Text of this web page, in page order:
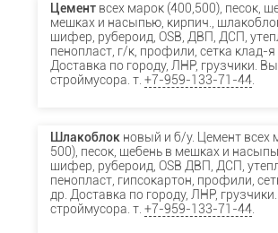
Цементвсех марок (400,500), песок,
мешках и насыпью, кирпич.,
шифер, рубероид, OSB, ДВП, ДСП,
пенопласт, г/к, профили, сетка клад-я
Доставка по городу, ЛНР, грузчики.
строймусора. т. +7-959-133-71-44.
Шлакоблокновый и б/у. Цемент всех
500), песок, щебень в мешках и
шифер, рубероид, OSB ДВП, ДСП,
пенопласт, гипсокартон, профили,
др. Доставка по городу, ЛНР,
строймусора. т. +7-959-133-71-44.